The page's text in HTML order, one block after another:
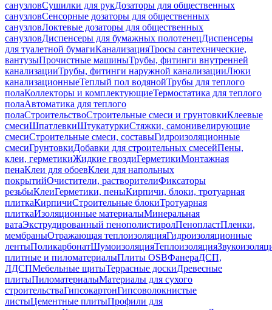
санузловСушилки для рукДозаторы для общественных
санузловСенсорные дозаторы для общественных
санузловЛоктевые дозаторы для общественных
санузловДиспенсеры для бумажных полотенецДиспенсеры
для туалетной бумагиКанализацияТросы сантехнические,
вантузыПрочистные машиныТрубы, фитинги внутренней
канализацииТрубы, фитинги наружной канализацииЛюки
канализационныеТеплый пол водянойТрубы для теплого
полаКоллекторы и комплектующиеТермостатика для теплого
полаАвтоматика для теплого
полаСтроительствоСтроительные смеси и грунтовкиКлеевые
смесиШпатлевкиШтукатуркиСтяжки, самонивелирующие
смесиСтроительные смеси, составыГидроизоляционные
смесиГрунтовкиДобавки для строительных смесейПены,
клеи, герметикиЖидкие гвоздиГерметикиМонтажная
пенаКлеи для обоевКлеи для напольных
покрытийОчистители, растворителиФиксаторы
резьбыКлеиГерметики, пеныКирпичи, блоки, тротуарная
плиткаКирпичиСтроительные блокиТротуарная
плиткаИзоляционные материалыМинеральная
ватаЭкструдированный пенополистиролПенопластПленки,
мембраныОтражающая теплоизоляцияГидроизоляционные
лентыПоликарбонатШумоизоляцияТеплоизоляция
плитные и пиломатериалыПлиты OSBФанераДСП,
ЛДСПМебельные щитыТеррасные доскиДревесные
плитыПиломатериалыМатериалы для сухого
строительстваГипсокартонГипсоволокнистые
листыЦементные плитыПрофили для